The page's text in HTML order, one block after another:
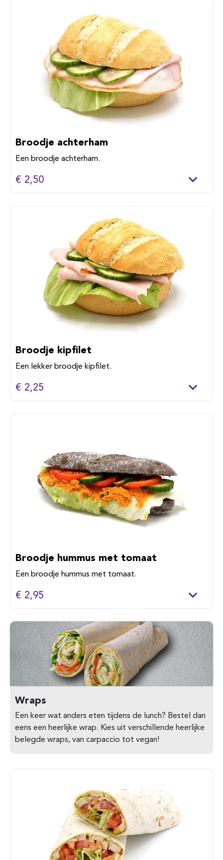
Broodje achterham
Een broodje achterham.
€ 2,50
Broodje kipfilet
Een lekker broodje kipfilet.
€ 2,25
Broodje hummus met tomaat
Een broodje hummus met tomaat.
€ 2,95
Wraps
Een keer wat anders eten tijdens de lunch? Bestel dan
eens een heerlijke wrap. Kies uit verschillende heerlijke
belegde wraps, van carpaccio tot vegan!